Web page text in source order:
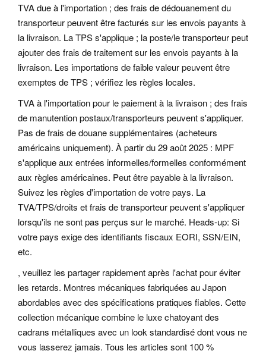
TVA due à l'importation ; des frais de dédouanement du
transporteur peuvent être facturés sur les envois payants à
la livraison. La TPS s'applique ; la poste/le transporteur peut
ajouter des frais de traitement sur les envois payants à la
livraison. Les importations de faible valeur peuvent être
exemptes de TPS ; vérifiez les règles locales.
TVA à l'importation pour le paiement à la livraison ; des frais
de manutention postaux/transporteurs peuvent s'appliquer.
Pas de frais de douane supplémentaires (acheteurs
américains uniquement). À partir du 29 août 2025 : MPF
s'applique aux entrées informelles/formelles conformément
aux règles américaines. Peut être payable à la livraison.
Suivez les règles d'importation de votre pays. La
TVA/TPS/droits et frais de transporteur peuvent s'appliquer
lorsqu'ils ne sont pas perçus sur le marché. Heads-up: Si
votre pays exige des identifiants fiscaux EORI, SSN/EIN,
etc.
, veuillez les partager rapidement après l'achat pour éviter
les retards. Montres mécaniques fabriquées au Japon
abordables avec des spécifications pratiques fiables. Cette
collection mécanique combine le luxe chatoyant des
cadrans métalliques avec un look standardisé dont vous ne
vous lasserez jamais. Tous les articles sont 100 %